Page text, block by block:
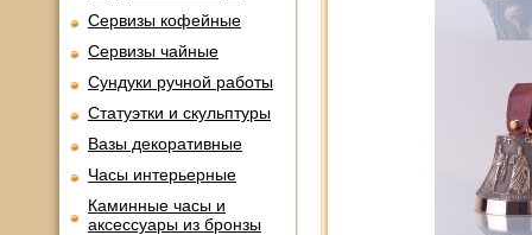
Сервизы кофейные
Сервизы чайные
Сундуки ручной работы
Статуэтки и скульптуры
Вазы декоративные
Часы интерьерные
Каминные часы и
аксессуары из бронзы